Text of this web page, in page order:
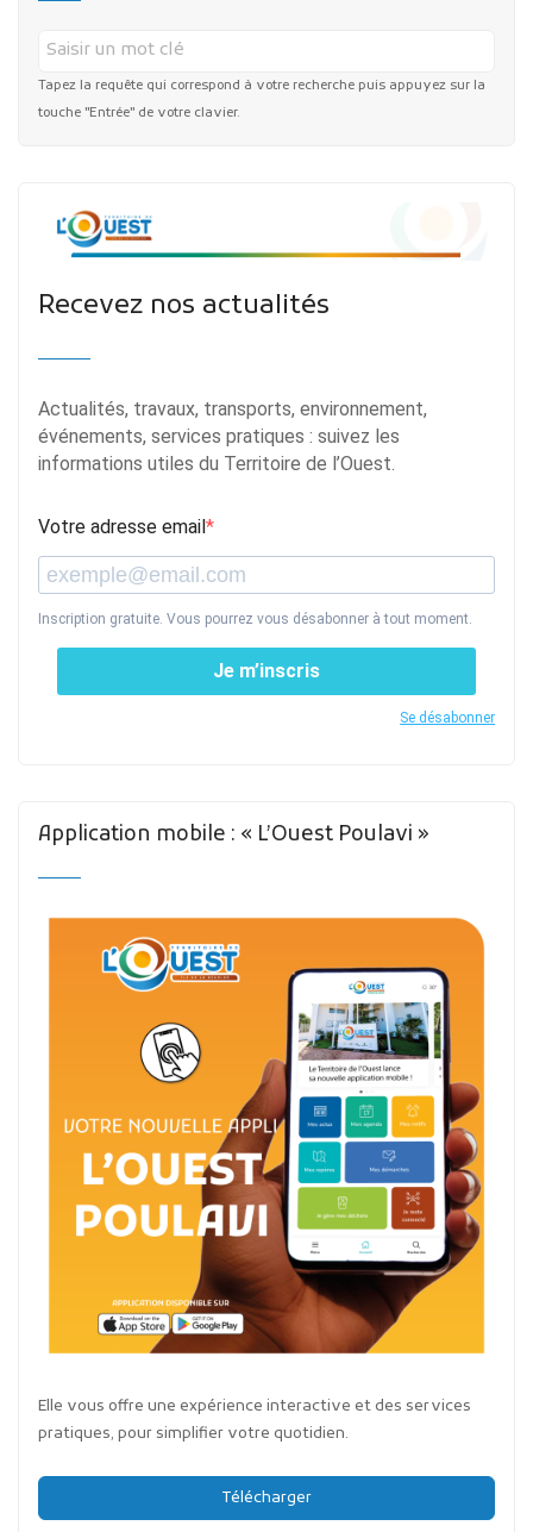
Tapez la requête qui correspond à votre recherche puis appuyez sur la
touche "Entrée" de votre clavier.
Recevez nos actualités
Actualités, travaux, transports, environnement,
événements, services pratiques : suivez les
informations utiles du Territoire de l’Ouest.
Votre adresse email
Inscription gratuite. Vous pourrez vous désabonner à tout moment.
Je m’inscris
Se désabonner
Application mobile : « L’Ouest Poulavi »
Elle vous offre une expérience interactive et des services
pratiques, pour simplifier votre quotidien.
Télécharger